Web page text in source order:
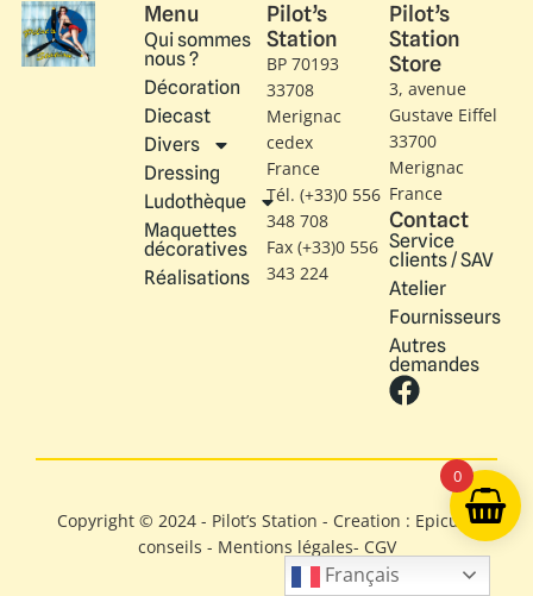
Menu
Qui sommes
nous ?
Décoration
Diecast
Divers
Dressing
Ludothèque
Maquettes
décoratives
Réalisations
Pilot’s
Station
BP 70193
33708
Merignac
cedex
France
Tél. (+33)0 556
348 708
Fax (+33)0 556
343 224
Pilot’s
Station
Store
3, avenue
Gustave Eiffel​
33700
Merignac
France
Contact
Service
clients / SAV
Atelier
Fournisseurs
Autres
demandes
Copyright © 2024 - Pilot’s Station - Creation : Epicure
conseils - Mentions légales- CGV
Français
0